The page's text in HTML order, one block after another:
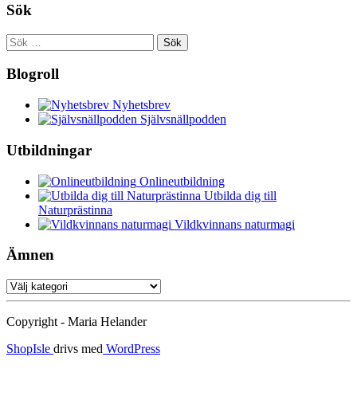
Sök
Sök
efter:
Blogroll
Nyhetsbrev
Självsnällpodden
Utbildningar
Onlineutbildning
Utbilda dig till
Naturprästinna
Vildkvinnans naturmagi
Ämnen
Ämnen
Copyright - Maria Helander
ShopIsle drivs med WordPress